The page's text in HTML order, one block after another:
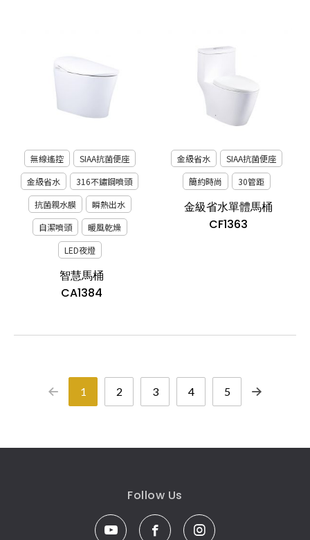
無線遙控
SIAA抗菌便座
金級省水
316不鏽鋼噴頭
抗菌親水膜
瞬熱出水
自潔噴頭
暖風乾燥
LED夜燈
智慧馬桶
CA1384
金級省水
SIAA抗菌便座
簡約時尚
30管距
金級省水單體馬桶
CF1363
1 2 3 4 5
Follow Us